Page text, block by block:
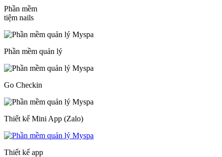
Phần mềm
tiệm nails
Phần mềm quản lý
Go Checkin
Thiết kế Mini App (Zalo)
Thiết kế app